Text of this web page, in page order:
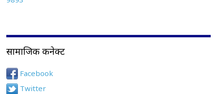
सामाजिक कनेक्ट
Facebook
Twitter